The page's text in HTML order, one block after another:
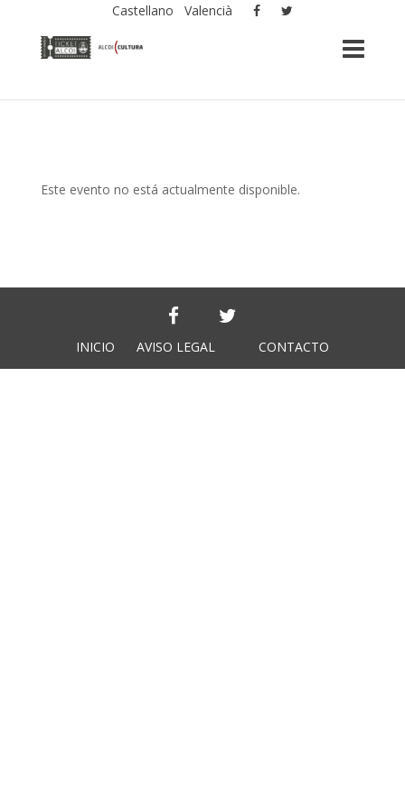
Castellano Valencià
Este evento no está actualmente disponible.
INICIO AVISO LEGAL CONTACTO